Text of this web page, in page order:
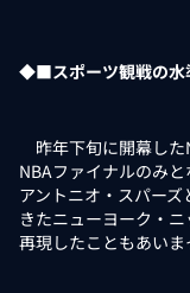
◆■スポーツ観戦の水
昨年下旬に開幕した
NBAファイナルのみ
アントニオ・スパー
きたニューヨーク・
再現したこともあいま